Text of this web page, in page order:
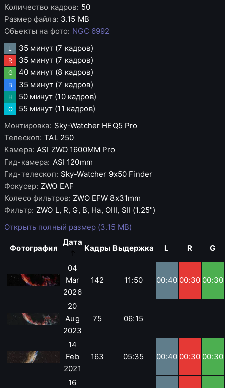
Количество кадров: 50
Размер файла: 3.15 MB
Объекты на фото: NGC 6992
L 35 минут (7 кадров)
R 35 минут (7 кадров)
G 40 минут (8 кадров)
B 35 минут (7 кадров)
H 50 минут (10 кадров)
O 55 минут (11 кадров)
Монтировка: Sky-Watcher HEQ5 Pro
Телескоп: TAL 250
Камера: ASI ZWO 1600MM Pro
Гид-камера: ASI 120mm
Гид-телескоп: Sky-Watcher 9x50 Finder
Фокусер: ZWO EAF
Колесо фильтров: ZWO EFW 8x31mm
Фильтр: ZWO L, R, G, B, Ha, OIII, SII (1.25")
Открыть полный размер (3.15 MB)
Фотография
Дата
Кадры Выдержка L R G
04
Mar
2026
142 11:50 00:40 00:30 00:30
20
Aug
2023
75 06:15
14
Feb
2021
163 05:35 00:40 00:30 00:30
16